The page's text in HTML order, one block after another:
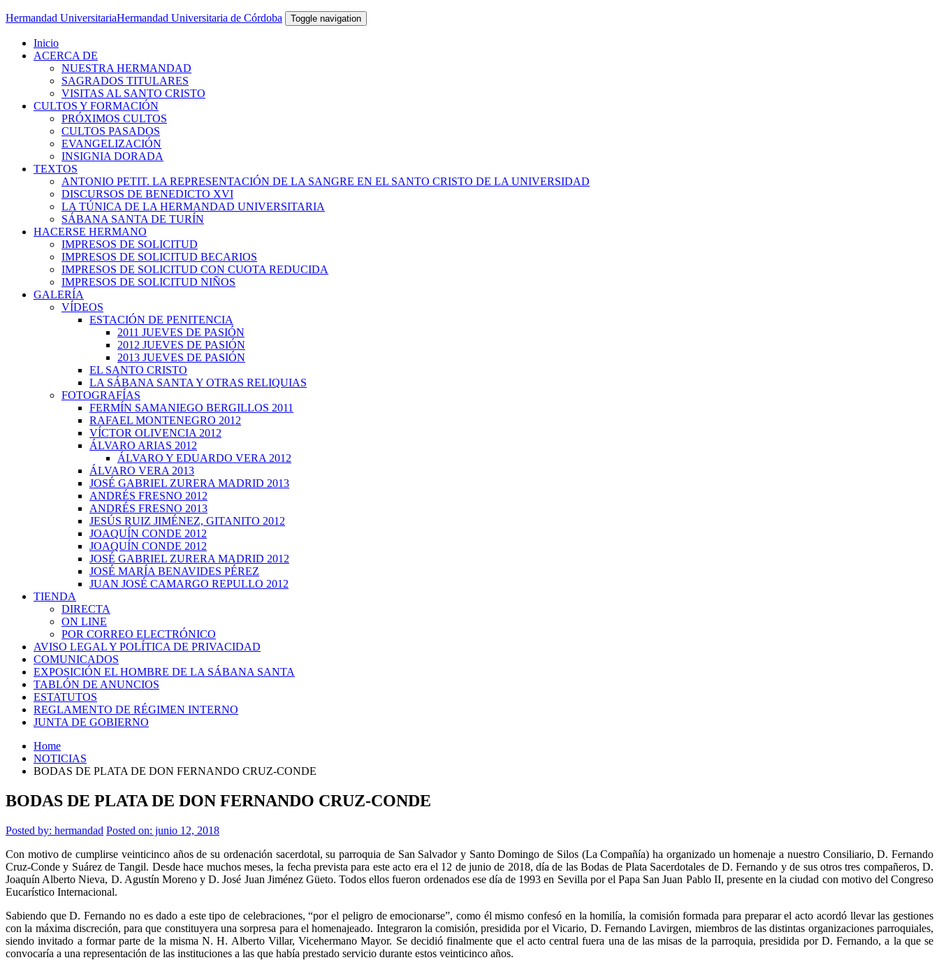
Hermandad UniversitariaHermandad Universitaria de Córdoba Toggle navigation
Inicio
ACERCA DE
NUESTRA HERMANDAD
SAGRADOS TITULARES
VISITAS AL SANTO CRISTO
CULTOS Y FORMACIÓN
PRÓXIMOS CULTOS
CULTOS PASADOS
EVANGELIZACIÓN
INSIGNIA DORADA
TEXTOS
ANTONIO PETIT. LA REPRESENTACIÓN DE LA SANGRE EN EL SANTO CRISTO DE LA UNIVERSIDAD
DISCURSOS DE BENEDICTO XVI
LA TÚNICA DE LA HERMANDAD UNIVERSITARIA
SÁBANA SANTA DE TURÍN
HACERSE HERMANO
IMPRESOS DE SOLICITUD
IMPRESOS DE SOLICITUD BECARIOS
IMPRESOS DE SOLICITUD CON CUOTA REDUCIDA
IMPRESOS DE SOLICITUD NIÑOS
GALERÍA
VÍDEOS
ESTACIÓN DE PENITENCIA
2011 JUEVES DE PASIÓN
2012 JUEVES DE PASIÓN
2013 JUEVES DE PASIÓN
EL SANTO CRISTO
LA SÁBANA SANTA Y OTRAS RELIQUIAS
FOTOGRAFÍAS
FERMÍN SAMANIEGO BERGILLOS 2011
RAFAEL MONTENEGRO 2012
VÍCTOR OLIVENCIA 2012
ÁLVARO ARIAS 2012
ÁLVARO Y EDUARDO VERA 2012
ÁLVARO VERA 2013
JOSÉ GABRIEL ZURERA MADRID 2013
ANDRÉS FRESNO 2012
ANDRÉS FRESNO 2013
JESÚS RUIZ JIMÉNEZ, GITANITO 2012
JOAQUÍN CONDE 2012
JOAQUÍN CONDE 2012
JOSÉ GABRIEL ZURERA MADRID 2012
JOSÉ MARÍA BENAVIDES PÉREZ
JUAN JOSÉ CAMARGO REPULLO 2012
TIENDA
DIRECTA
ON LINE
POR CORREO ELECTRÓNICO
AVISO LEGAL Y POLÍTICA DE PRIVACIDAD
COMUNICADOS
EXPOSICIÓN EL HOMBRE DE LA SÁBANA SANTA
TABLÓN DE ANUNCIOS
ESTATUTOS
REGLAMENTO DE RÉGIMEN INTERNO
JUNTA DE GOBIERNO
Home
NOTICIAS
BODAS DE PLATA DE DON FERNANDO CRUZ-CONDE
BODAS DE PLATA DE DON FERNANDO CRUZ-CONDE
Posted by: hermandad Posted on: junio 12, 2018
Con motivo de cumplirse veinticinco años de su ordenación sacerdotal, su parroquia de San Salvador y Santo Domingo de Silos (La Compañía) ha organizado un homenaje a nuestro Consiliario, D. Fernando
Cruz-Conde y Suárez de Tangil. Desde hace muchos meses, la fecha prevista para este acto era el 12 de junio de 2018, día de las Bodas de Plata Sacerdotales de D. Fernando y de sus otros tres compañeros, D.
Joaquín Alberto Nieva, D. Agustín Moreno y D. José Juan Jiménez Güeto. Todos ellos fueron ordenados ese día de 1993 en Sevilla por el Papa San Juan Pablo II, presente en la ciudad con motivo del Congreso
Eucarístico Internacional.
Sabiendo que D. Fernando no es dado a este tipo de celebraciones, “por el peligro de emocionarse”, como él mismo confesó en la homilía, la comisión formada para preparar el acto acordó llevar las gestiones
con la máxima discreción, para que constituyera una sorpresa para el homenajeado. Integraron la comisión, presidida por el Vicario, D. Fernando Lavirgen, miembros de las distintas organizaciones parroquiales,
siendo invitado a formar parte de la misma N. H. Alberto Villar, Vicehermano Mayor. Se decidió finalmente que el acto central fuera una de las misas de la parroquia, presidida por D. Fernando, a la que se
convocaría a una representación de las instituciones a las que había prestado servicio durante estos veinticinco años.